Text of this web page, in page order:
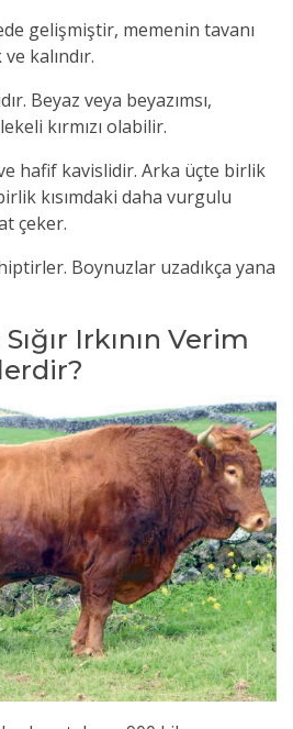
gelişmiştir, memenin tavanı
kalındır.
Beyaz veya beyazımsı,
kırmızı olabilir.
hafif kavislidir. Arka üçte birlik
kısımdaki daha vurgulu
çeker.
Boynuzlar uzadıkça yana
Irkının Verim